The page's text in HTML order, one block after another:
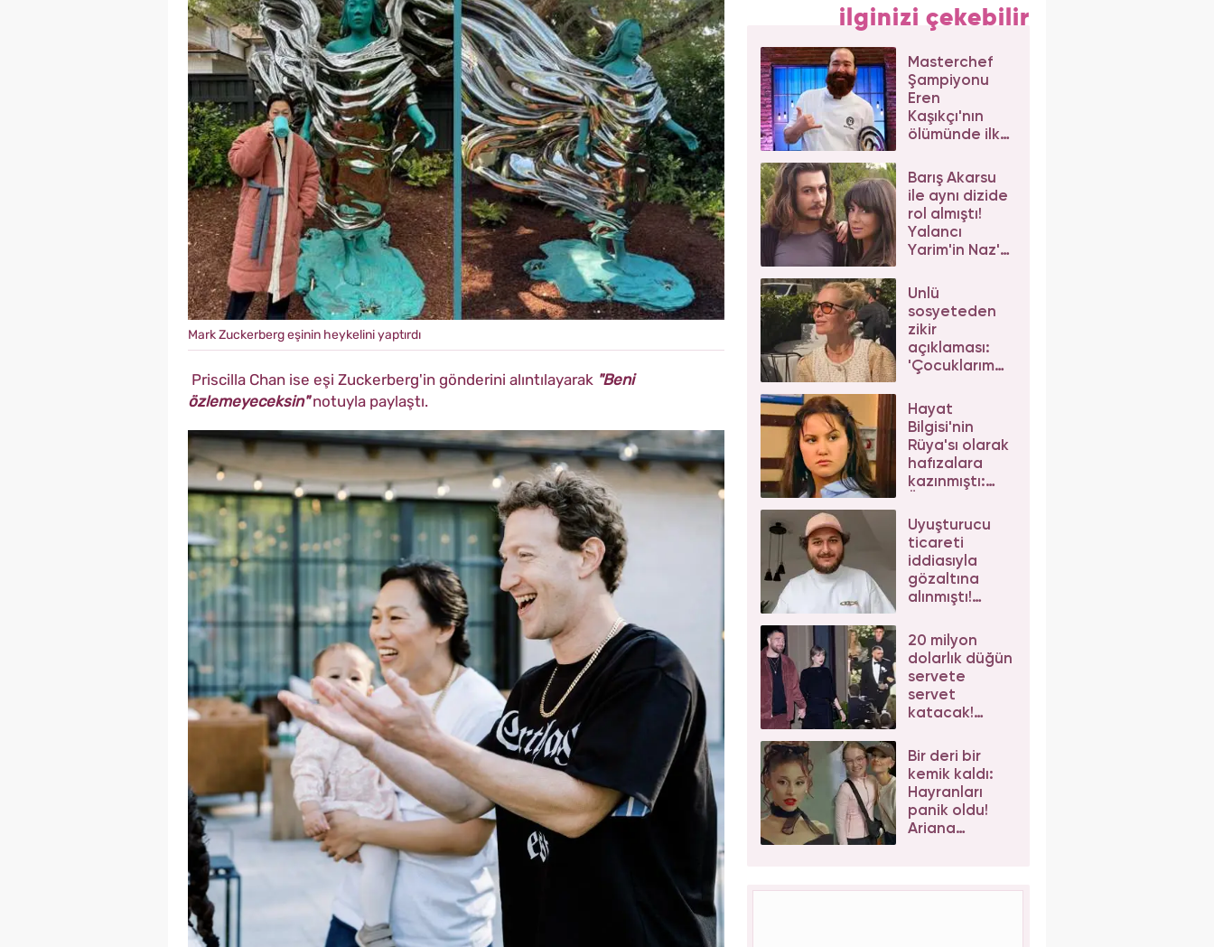
Mark Zuckerberg eşinin heykelini yaptırdı
Priscilla Chan ise eşi Zuckerberg'in gönderini alıntılayarak "Beni
özlemeyeceksin"notuyla paylaştı.
ilginizi çekebilir
Masterchef
Şampiyonu
Eren
Kaşıkçı'nın
ölümünde ilk
Ortağından
dikkat çeken
açıklama
Barış Akarsu
ile aynı dizide
rol almıştı!
Yalancı
Yarim'in Naz'ı
beğeni yağdı
Ünlü
sosyeteden
zikir
açıklaması:
'Çocuklarım
diyerek gelen
eleştirilere
yanıt verdi
Hayat
Bilgisi'nin
Rüya'sı olarak
hafızalara
kazınmıştı:
oyuncunun
değişimi şoke
etti
Uyuşturucu
ticareti
iddiasıyla
gözaltına
alınmıştı!
Tomay,
herkesten
helallik istedi
20 milyon
dolarlık düğün
servete
servet
katacak!
iş birlikleri peş
peşe geliyor
Bir deri bir
kemik kaldı:
Hayranları
panik oldu!
Ariana